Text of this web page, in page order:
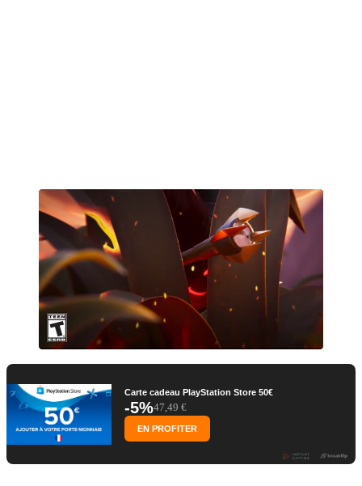
Carte cadeau PlayStation Store 50€
-5%47,49 €
EN PROFITER